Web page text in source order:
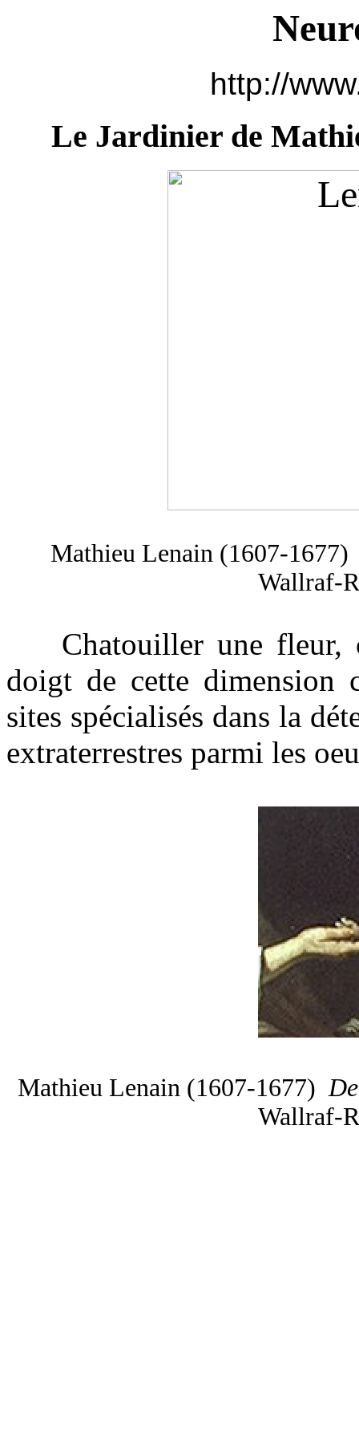
http://
Le Jardinier de
Mathieu Lenain (1607-
Wallraf-
Chatouiller une fleur,
doigt de cette dimension
sites spécialisés dans la
extraterrestres parmi les
Mathieu Lenain (1607-1677)
Wallraf-